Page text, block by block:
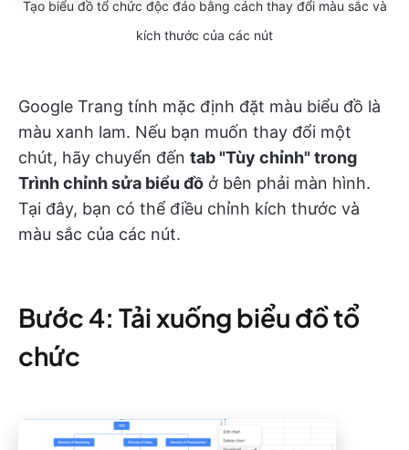
Tạo biểu đồ tổ chức độc đáo bằng cách thay đổi màu sắc và
kích thước của các nút
Google Trang tính mặc định đặt màu biểu đồ là
màu xanh lam. Nếu bạn muốn thay đổi một
chút, hãy chuyển đến tab "Tùy chỉnh" trong
Trình chỉnh sửa biểu đồ ở bên phải màn hình.
Tại đây, bạn có thể điều chỉnh kích thước và
màu sắc của các nút.
Bước 4: Tải xuống biểu đồ tổ
chức